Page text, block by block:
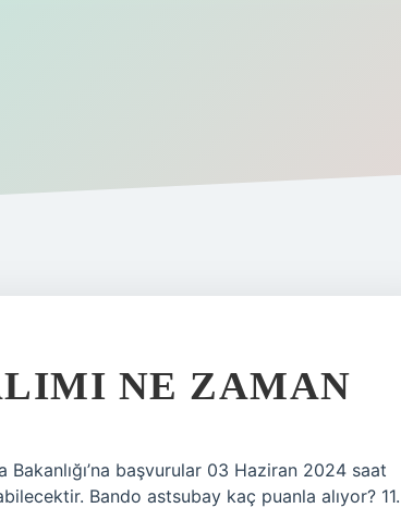
NE ZAMAN
başvurular 03 Haziran 2024 saat
Bando astsubay kaç puanla alıyor? 11.